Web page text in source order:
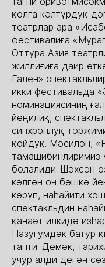
қолға кәлтүрдуқ
театрлар ара
фестивалиға
Оттура Азия
жиллиғиға даир
Гален»
икки фестивальда
номинациясиниң
йеңилиқ,
синхронлуқ
қойдуқ. Мәсилән,
тамашибинлиримиз
болалиди. Шәхсән
кәлгән он бәшкә
көрүп, наһайити
спектакльдин
қанаәт илкидә
Назугумдәк батур
тапти. Демәк,
учур алди дегән